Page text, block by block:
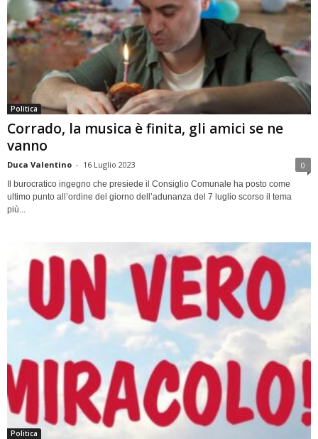
Politica
Corrado, la musica è finita, gli amici se ne
vanno
Duca Valentino - 16 Luglio 2023 0
Il burocratico ingegno che presiede il Consiglio Comunale ha posto come
ultimo punto all’ordine del giorno dell’adunanza del 7 luglio scorso il tema
più...
Politica